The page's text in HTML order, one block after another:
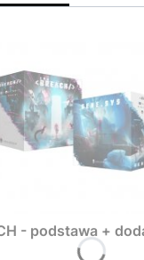
- podstawa +